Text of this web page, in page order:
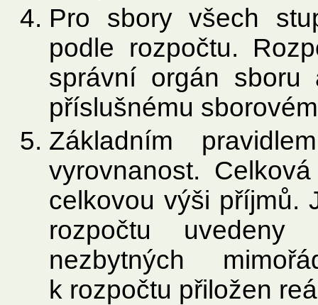
Pro sbory všech
podle rozpočtu.
správní orgán
příslušnému
Základním
vyrovnanost.
celkovou výši příjmů.
rozpočtu
nezbytných
k rozpočtu přiložen